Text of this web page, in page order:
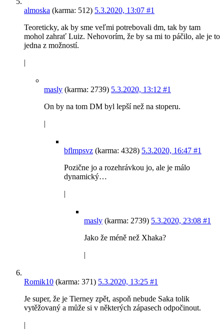
almoska (karma: 512) 5.3.2020, 13:07 #1
Teoreticky, ak by sme veľmi potrebovali dm, tak by tam
mohol zahrať Luiz. Nehovorím, že by sa mi to páčilo, ale je to
jedna z možností.
|
masly (karma: 2739) 5.3.2020, 13:12 #1
On by na tom DM byl lepší než na stoperu.
|
bflmpsvz (karma: 4328) 5.3.2020, 16:47 #1
Pozične jo a rozehrávkou jo, ale je málo
dynamický…
|
masly (karma: 2739) 5.3.2020, 23:08 #1
Jako že méně než Xhaka?
|
Romik10 (karma: 371) 5.3.2020, 13:25 #1
Je super, že je Tierney zpět, aspoň nebude Saka tolik
vytěžovaný a může si v některých zápasech odpočinout.
|